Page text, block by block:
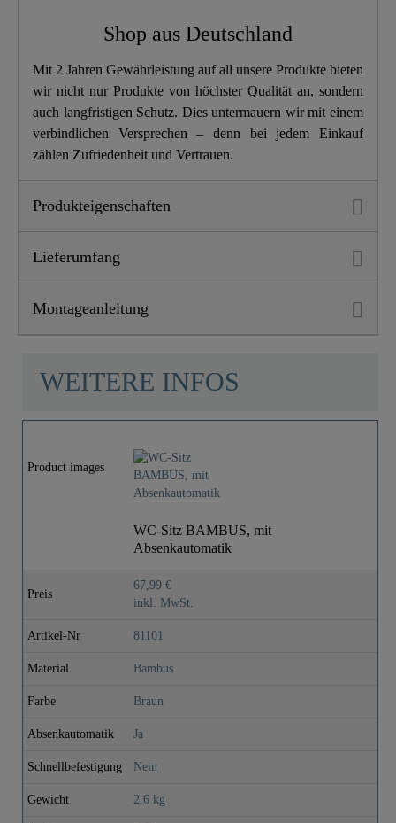
Länge 42,5 Cm
Shop aus Deutschland
Mit 2 Jahren Gewährleistung auf all unsere Produkte bieten
wir nicht nur Produkte von höchster Qualität an, sondern
auch langfristigen Schutz. Dies untermauern wir mit einem
verbindlichen Versprechen – denn bei jedem Einkauf
zählen Zufriedenheit und Vertrauen.
Produkteigenschaften
Lieferumfang
Montageanleitung
WEITERE INFOS
Product images
WC-Sitz BAMBUS, mit
Absenkautomatik
Preis
67,99 €
inkl. MwSt.
Artikel-Nr 81101
Material Bambus
Farbe Braun
Absenkautomatik Ja
Schnellbefestigung Nein
Gewicht 2,6 kg